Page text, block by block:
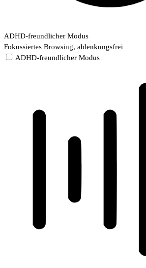
ADHD-freundlicher Modus
Fokussiertes Browsing, ablenkungsfrei
ADHD-freundlicher Modus